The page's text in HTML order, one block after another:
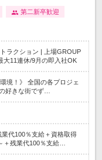
第二新卒歓迎
ラクション | 上場GROUP
大11連休/9月の即入社OK
境！》 全国の各プロジェ
好きな街でず…
業代100％支給＋資格取得
＋残業代100％支給…